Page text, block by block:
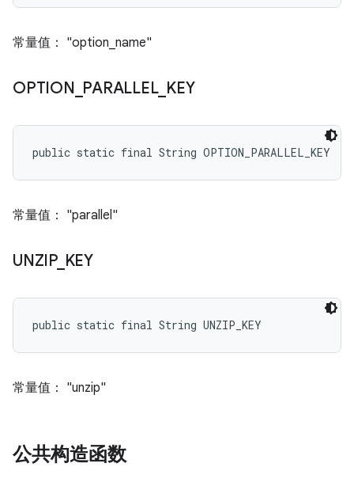
常量值： "option_name"
OPTION PARALLEL_ KEY
public static final String OPTION_PARALLEL_KEY
常量值： "parallel"
UNZIP_ KEY
public static final String UNZIP_KEY
常量值： "unzip"
公共构造函数